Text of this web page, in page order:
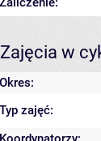
Zajęcia w
Okres:
Typ zajęć: